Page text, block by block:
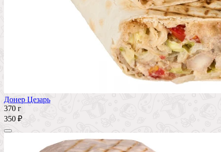
Донер Цезарь
370 г
350 ₽